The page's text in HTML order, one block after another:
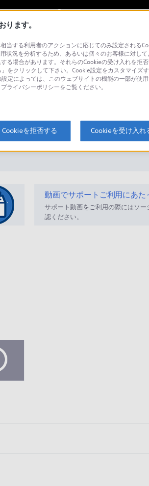
検索
動画でサポートご利用にあた
サポート動画をご利用の際にはソ
認ください。
ます。
する利用者のアクションに応じてのみ設定される
況を分析するため、あるいは個々のお客様に対し
場合があります。それらのCookieの受け入れを拒
をクリックして下さい。Cookie設定をカスタマイズ
定によっては、このウェブサイトの機能の一部が使
ライバシーポリシーをご覧ください。
Cookieを拒否する Cookieを受け入れ